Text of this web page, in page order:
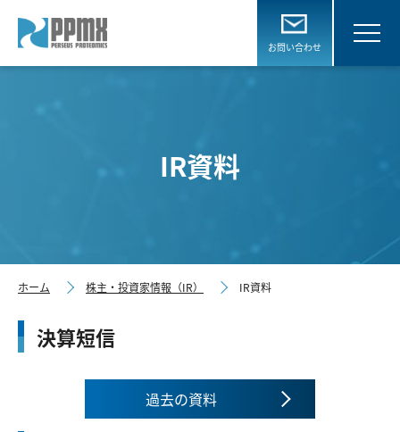
お問い合わせ
IR資料
ホーム 株主・投資家情報（IR） IR資料
決算短信
過去の資料